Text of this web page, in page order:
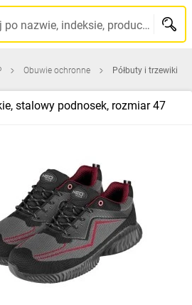
Szukaj po nazwie, indeksie, producencie, kodzie kreskowym...
Obuwie ochronne Półbuty i trzewiki
stalowy podnosek, rozmiar 47